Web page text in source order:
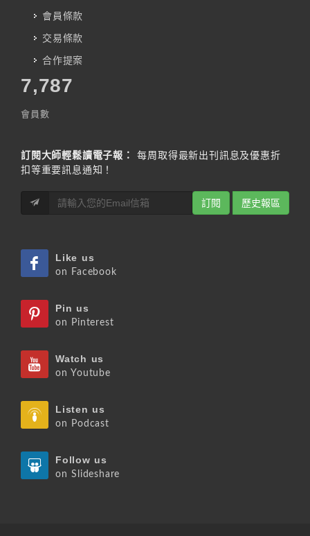
會員條款
交易條款
合作提案
7,787
會員數
訂閱大師輕鬆讀電子報：
每周取得最新出刊訊息及優惠折
扣等重要訊息通知！
訂閱 歷史報區
Like us
on Facebook
Pin us
on Pinterest
Watch us
on Youtube
Listen us
on Podcast
Follow us
on Slideshare